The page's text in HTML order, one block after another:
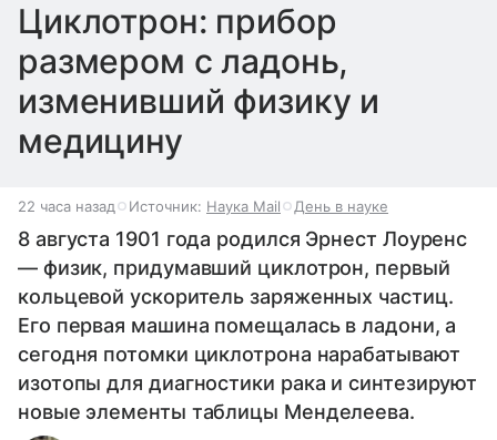
Циклотрон: прибор
размером с ладонь,
изменивший физику и
медицину
22 часа назад Источник: Наука Mail День в науке
8 августа 1901 года родился Эрнест Лоуренс
— физик, придумавший циклотрон, первый
кольцевой ускоритель заряженных частиц.
Его первая машина помещалась в ладони, а
сегодня потомки циклотрона нарабатывают
изотопы для диагностики рака и синтезируют
новые элементы таблицы Менделеева.